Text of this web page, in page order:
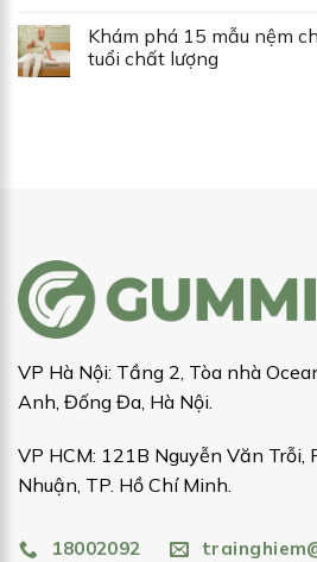
Khám phá 15 mẫu nệm
tuổi chất lượng
VP Hà Nội: Tầng 2, Tòa nhà
Anh, Đống Đa, Hà Nội.
VP HCM: 121B Nguyễn Văn Trỗi,
Nhuận, TP. Hồ Chí Minh.
18002092